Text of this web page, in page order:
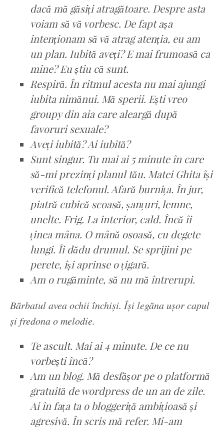
dacă mă găsiți atragătoare. Despre asta
voiam să vă vorbesc. De fapt așa
intenționam să vă atrag atenția, eu am
un plan. Iubită aveți? E mai frumoasă ca
mine? Eu știu că sunt.
Respiră. În ritmul acesta nu mai ajungi
iubita nimănui. Mă sperii. Ești vreo
groupy din aia care aleargă după
favoruri sexuale?
Aveți iubită? Ai iubită?
Sunt singur. Tu mai ai 5 minute în care
să-mi prezinți planul tău. Matei Ghita își
verifică telefonul. Afară burnița. În jur,
piatră cubică scoasă, șanțuri, lemne,
unelte. Frig. La interior, cald. Încă îi
ținea mâna. O mână osoasă, cu degete
lungi. Îi dădu drumul. Se sprijini pe
perete, își aprinse o țigară.
Am o rugăminte, să nu mă întrerupi.
Bărbatul avea ochii închiși. Își legăna ușor capul
și fredona o melodie.
Te ascult. Mai ai 4 minute. De ce nu
vorbești încă?
Am un blog. Mă desfășor pe o platformă
gratuită de wordpress de un an de zile.
Ai în fața ta o bloggeriță ambițioasă și
agresivă. În scris mă refer. Mi-am